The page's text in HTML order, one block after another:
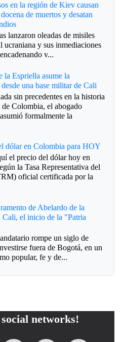
en la región de Kiev causan
de muertos y desatan
lanzaron oleadas de misiles
ucraniana y sus inmediaciones
v...
la Espriella asume la
una base militar de Cali
sin precedentes en la historia
de Colombia, el abogado
formalmente la
dólar en Colombia para HOY
el precio del dólar hoy en
la Tasa Representativa del
oficial certificada por la
de Abelardo de la
Cali, el inicio de la "Patria
rompe un siglo de
fuera de Bogotá, en un
popular, fe y de...
networks!